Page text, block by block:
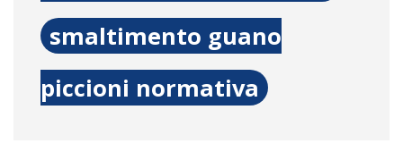
smaltimento guano
piccioni normativa